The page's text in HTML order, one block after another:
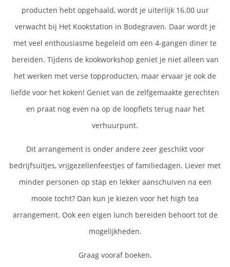
producten hebt opgehaald, wordt je uiterlijk 16.00 uur
verwacht bij Het Kookstation in Bodegraven. Daar wordt je
met veel enthousiasme begeleid om een 4-gangen diner te
bereiden. Tijdens de kookworkshop geniet je niet alleen van
het werken met verse topproducten, maar ervaar je ook de
liefde voor het koken! Geniet van de zelfgemaakte gerechten
en praat nog even na op de loopfiets terug naar het
verhuurpunt.
Dit arrangement is onder andere zeer geschikt voor
bedrijfsuitjes, vrijgezellenfeestjes of familiedagen. Liever met
minder personen op stap en lekker aanschuiven na een
mooie tocht? Dan kun je kiezen voor het high tea
arrangement. Ook een eigen lunch bereiden behoort tot de
mogelijkheden.
Graag vooraf boeken.